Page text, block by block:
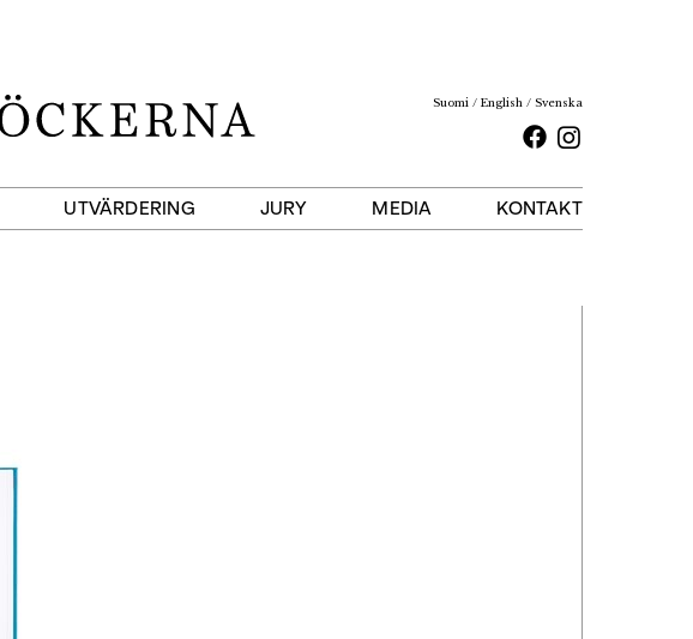
Suomi English Svenska
Facebook
UTVÄRDERING JURY MEDIA KONTAKT